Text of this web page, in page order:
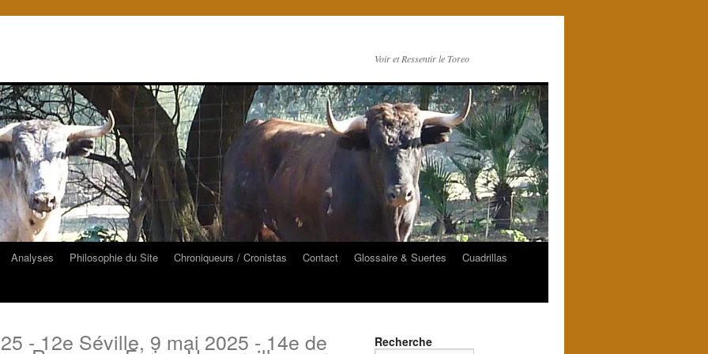
Voir et Ressentir le Toreo
Analyses Philosophie du Site Chroniqueurs / Cronistas Contact Glossaire & Suertes
Cuadrillas
- 12e Séville, 9 mai 2025 - 14e de Recherche